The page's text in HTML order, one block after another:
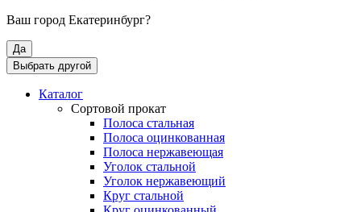
Ваш город Екатеринбург?
Да
Выбрать другой
Каталог
Сортовой прокат
Полоса стальная
Полоса оцинкованная
Полоса нержавеющая
Уголок стальной
Уголок нержавеющий
Круг стальной